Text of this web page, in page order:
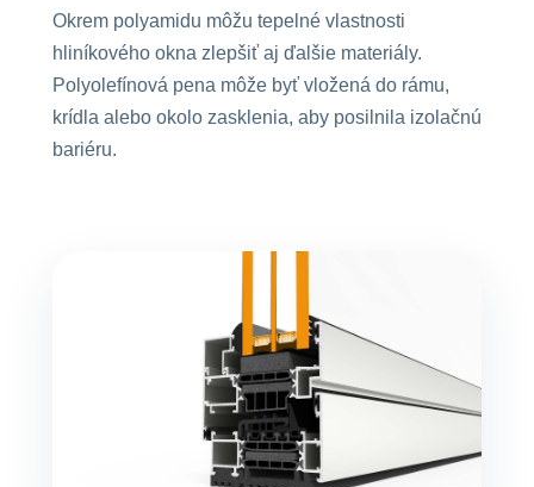
Okrem polyamidu môžu tepelné vlastnosti
hliníkového okna zlepšiť aj ďalšie materiály.
Polyolefínová pena môže byť vložená do rámu,
krídla alebo okolo zasklenia, aby posilnila izolačnú
bariéru.